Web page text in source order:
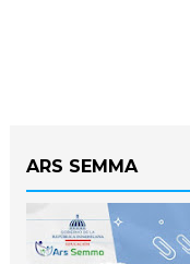
ARS SEMMA